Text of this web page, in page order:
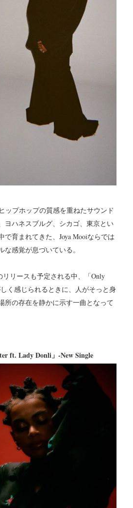
ップホップの質感を重ねたサウンド
ヨハネスブルグ、シカゴ、東京とい
で育まれてきた、Joya Mooiならでは
感覚が息づいている。
リリースも予定される中、「Only
く感じられるときに、人がそっと身
所の存在を静かに示す一曲となって
ft. Lady Donli」-New Single